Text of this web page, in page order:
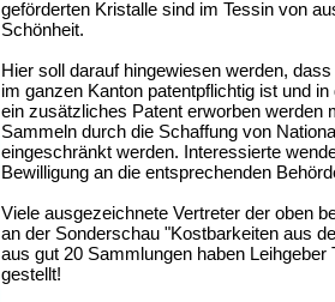
geförderten Kristalle sind im Tessin von
Schönheit.
Hier soll darauf hingewiesen werden,
im ganzen Kanton patentpflichtig ist und
ein zusätzliches Patent erworben werden
Sammeln durch die Schaffung von
eingeschränkt werden. Interessierte
Bewilligung an die entsprechenden
Viele ausgezeichnete Vertreter der oben
an der Sonderschau "Kostbarkeiten aus
aus gut 20 Sammlungen haben Leihgeber
gestellt!